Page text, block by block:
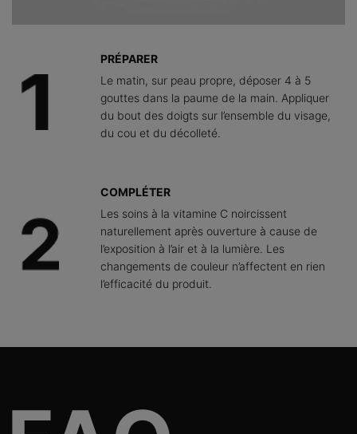
PRÉPARER
Le matin, sur peau propre, déposer 4 à 5
gouttes dans la paume de la main. Appliquer
du bout des doigts sur l’ensemble du visage,
du cou et du décolleté.
COMPLÉTER
Les soins à la vitamine C noircissent
naturellement après ouverture à cause de
l’exposition à l’air et à la lumière. Les
changements de couleur n’affectent en rien
l’efficacité du produit.